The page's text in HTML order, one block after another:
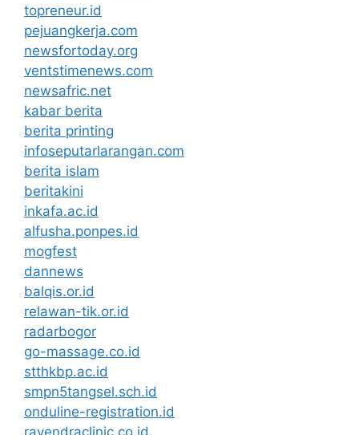
topreneur.id
pejuangkerja.com
newsfortoday.org
ventstimenews.com
newsafric.net
kabar berita
berita printing
infoseputarlarangan.com
berita islam
beritakini
inkafa.ac.id
alfusha.ponpes.id
mogfest
dannews
balqis.or.id
relawan-tik.or.id
radarbogor
go-massage.co.id
stthkbp.ac.id
smpn5tangsel.sch.id
onduline-registration.id